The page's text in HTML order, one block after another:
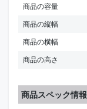
商品の容量
商品の縦幅
商品の横幅
商品の高さ
商品スペック情報